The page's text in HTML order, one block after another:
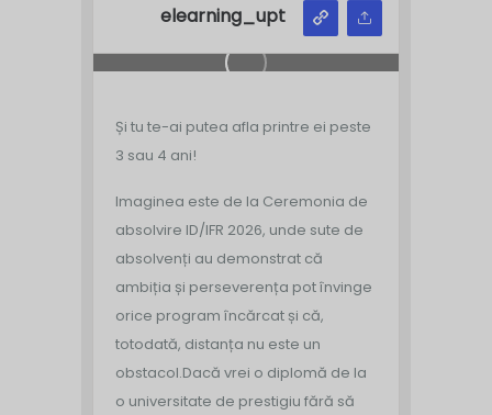
elearning_upt
Și tu te-ai putea afla printre ei peste
3 sau 4 ani!
Imaginea este de la Ceremonia de
absolvire ID/IFR 2026, unde sute de
absolvenți au demonstrat că
ambiția și perseverența pot învinge
orice program încărcat și că,
totodată, distanța nu este un
obstacol.Dacă vrei o diplomă de la
o universitate de prestigiu fără să